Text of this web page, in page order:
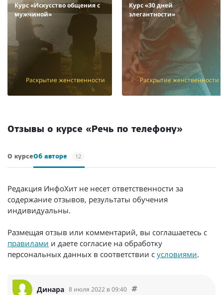
Курс «Искусство общения с
мужчиной»
Раскрытие женственности
Курс «30 дней
элегантности»
Раскрытие женственности
Отзывы о курсе «Речь по телефону»
О курсеОб авторе 12
Редакция ИнфоХит не несет ответственности за
содержание отзывов, результаты обучения
индивидуальны.
Размещая отзыв или комментарий, вы соглашаетесь с
правилами и даете согласие на обработку
персональных данных в соответствии с условиями.
Динара 8 июля 2022 в 09:40